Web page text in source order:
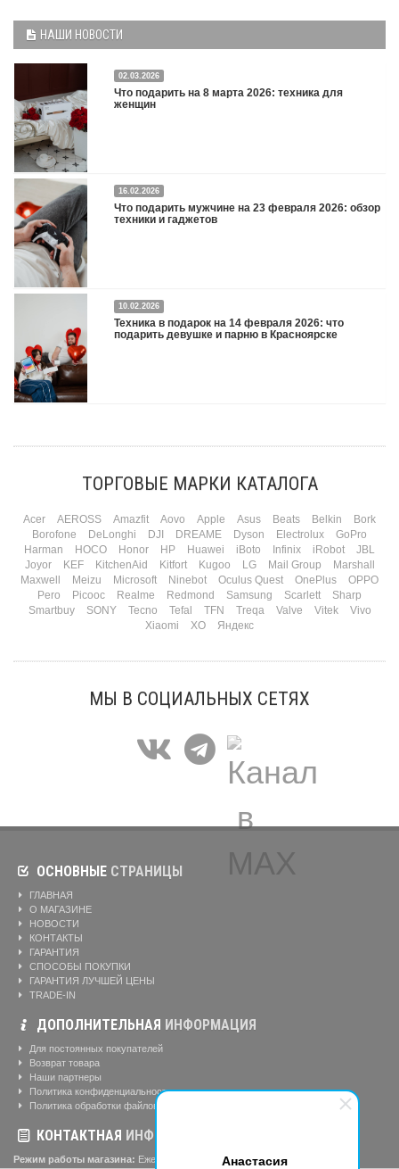
Анастасия
НАШИ НОВОСТИ
02.03.2026
Что подарить на 8 марта 2026: техника для
женщин
Что подарить на 8 марта 2026: техника для женщин
16.02.2026
Что подарить мужчине на 23 февраля 2026: обзор
техники и гаджетов
Двадцать третье февраля — праздник, на который мужчины делают вид, что им
все равно. А потом три дня рассказывают коллегам, какую колонку / приставку /
камеру им подарили. Не верьте словам — верьте глазам, которые загораются
при виде новой коробки.
10.02.2026
Техника в подарок на 14 февраля 2026: что
подарить девушке и парню в Красноярске
марта — контрольный выстрел по кошельку. Начнем с первого — потому что он
ТОРГОВЫЕ МАРКИ КАТАЛОГА
Acer AEROSS Amazfit Aovo Apple Asus Beats Belkin
Bork
Borofone
DeLonghi DJI DREAME Dyson Electrolux
GoPro
Harman
HOCO Honor HP Huawei iBoto Infinix iRobot
JBL
Joyor
KEF KitchenAid Kitfort Kugoo LG Mail Group
Marshall
Maxwell
Meizu Microsoft Ninebot Oculus Quest OnePlus
OPPO
Pero
Picooc Realme Redmond Samsung Scarlett
Sharp
Smartbuy
SONY Tecno Tefal TFN Treqa Valve Vitek
Vivo
Xiaomi
XO Яндекс
МЫ В СОЦИАЛЬНЫХ СЕТЯХ
ОСНОВНЫЕ СТРАНИЦЫ
ГЛАВНАЯ
О МАГАЗИНЕ
НОВОСТИ
КОНТАКТЫ
ГАРАНТИЯ
СПОСОБЫ ПОКУПКИ
ГАРАНТИЯ ЛУЧШЕЙ ЦЕНЫ
TRADE-IN
ДОПОЛНИТЕЛЬНАЯ ИНФОРМАЦИЯ
Для постоянных покупателей
Возврат товара
Наши партнеры
Политика конфиденциальности
Политика обработки файлов cookie
КОНТАКТНАЯ ИНФОРМАЦИЯ
Режим работы магазина: Ежедневно: 10:00-20:00